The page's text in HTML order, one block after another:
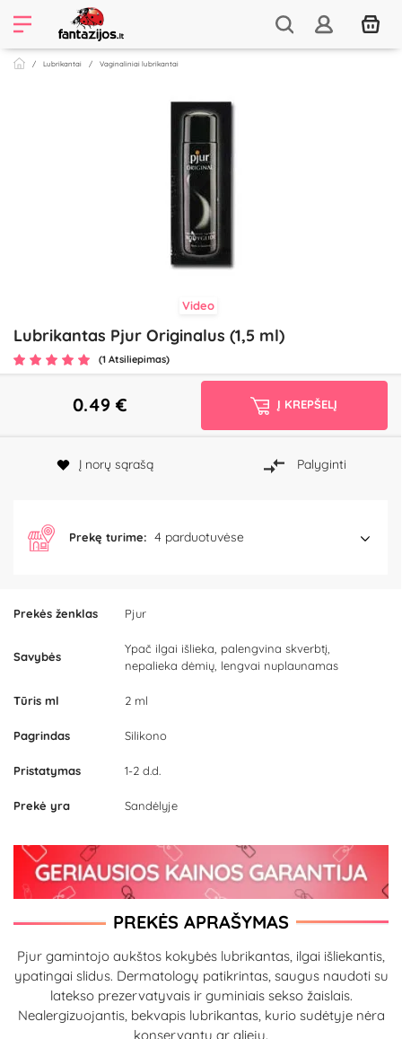
Lubrikantai Vaginaliniai lubrikantai
Video
Lubrikantas Pjur Originalus (1,5 ml)
(1 Atsiliepimas)
Prekės ženklas Pjur
Savybės
Ypač ilgai išlieka, palengvina skverbtį,
nepalieka dėmių, lengvai nuplaunamas
Tūris ml 2 ml
Pagrindas Silikono
Pristatymas 1-2 d.d.
Prekė yra Sandėlyje
0.49 € Į KREPŠELĮ
Į norų sąrašą Palyginti
Prekę turime: 4 parduotuvėse
PREKĖS APRAŠYMAS
Pjur gamintojo aukštos kokybės lubrikantas, ilgai išliekantis,
ypatingai slidus. Dermatologų patikrintas, saugus naudoti su
latekso prezervatyvais ir guminiais sekso žaislais.
Nealergizuojantis, bekvapis lubrikantas, kurio sudėtyje nėra
konservantų ar aliejų.